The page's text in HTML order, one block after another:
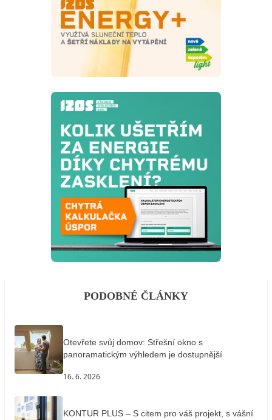
PODOBNÉ ČLÁNKY
Otevřete svůj domov: Střešní okno s
panoramatickým výhledem je dostupnější
16. 6. 2026
KONTUR PLUS – S citem pro váš projekt, s vášní